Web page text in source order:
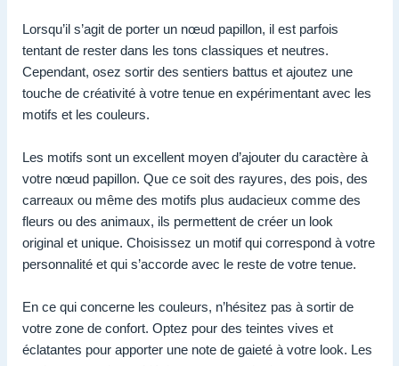
Lorsqu’il s’agit de porter un nœud papillon, il est parfois
tentant de rester dans les tons classiques et neutres.
Cependant, osez sortir des sentiers battus et ajoutez une
touche de créativité à votre tenue en expérimentant avec les
motifs et les couleurs.
Les motifs sont un excellent moyen d’ajouter du caractère à
votre nœud papillon. Que ce soit des rayures, des pois, des
carreaux ou même des motifs plus audacieux comme des
fleurs ou des animaux, ils permettent de créer un look
original et unique. Choisissez un motif qui correspond à votre
personnalité et qui s’accorde avec le reste de votre tenue.
En ce qui concerne les couleurs, n’hésitez pas à sortir de
votre zone de confort. Optez pour des teintes vives et
éclatantes pour apporter une note de gaieté à votre look. Les